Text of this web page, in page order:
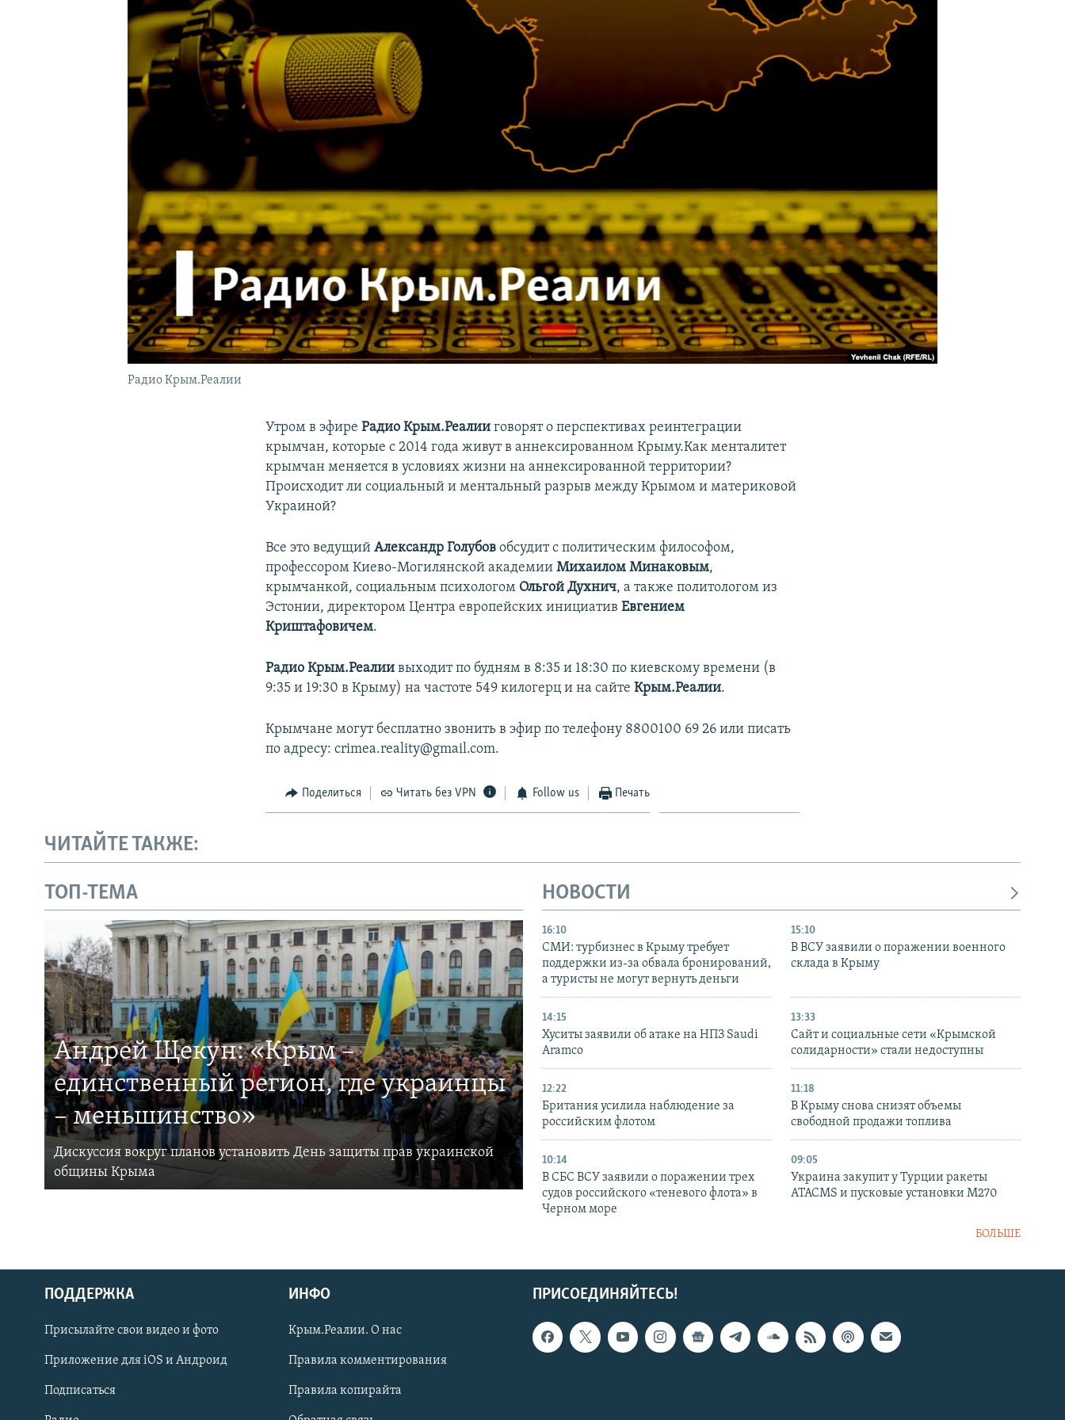
КРЫМ.НЕПОКОРЕННЫЙ
УКРАИНСКАЯ ПРОБЛЕМА КРЫМА
Українською
Qırımtatar
ПРИСОЕДИНЯЙТЕСЬ!
Радио Крым.Реалии
Утром в эфиреРадио Крым.Реалии говорят о перспективах реинтеграции
крымчан, которые с 2014 года живут в аннексированном Крыму.Как менталитет
крымчан меняется в условиях жизни на аннексированной территории?
Происходит ли социальный и ментальный разрыв между Крымом и материковой
Украиной?
Все это ведущийАлександр Голубов обсудит с политическим философом,
профессором Киево-Могилянской академииМихаилом Минаковым,
крымчанкой, социальным психологом Ольгой Духнич, а также политологом из
Эстонии, директором Центра европейских инициативЕвгением
Криштафовичем.
Радио Крым.Реалии выходит по будням в 8:35 и 18:30 по киевскому времени (в
9:35 и 19:30 в Крыму) на частоте 549 килогерц и на сайтеКрым.Реалии.
Крымчане могут бесплатно звонить в эфир по телефону 8800100 69 26 или писать
по адресу: crimea.reality@gmail.com.
Поделиться Читать без VPN Follow us Печать
ЧИТАЙТЕ ТАКЖЕ:
ТОП-ТЕМА
Андрей Щекун: «Крым –
единственный регион, где украинцы
– меньшинство»
Дискуссия вокруг планов установить День защиты прав украинской
общины Крыма
НОВОСТИ
16:10
СМИ: турбизнес в Крыму требует
поддержки из-за обвала бронирований,
а туристы не могут вернуть деньги
15:10
В ВСУ заявили о поражении военного
склада в Крыму
14:15
Хуситы заявили об атаке на НПЗ Saudi
Aramco
13:33
Сайт и социальные сети «Крымской
солидарности» стали недоступны
12:22
Британия усилила наблюдение за
российским флотом
11:18
В Крыму снова снизят объемы
свободной продажи топлива
10:14
В СБС ВСУ заявили о поражении трех
судов российского «теневого флота» в
Черном море
09:05
Украина закупит у Турции ракеты
ATACMS и пусковые установки M270
БОЛЬШЕ
ПРИСОЕДИНЯЙТЕСЬ!
ПОДДЕРЖКА
Присылайте свои видео и фото
Приложение для iOS и Андроид
Подписаться
ИНФО
Крым.Реалии. О нас
Правила комментирования
Правила копирайта